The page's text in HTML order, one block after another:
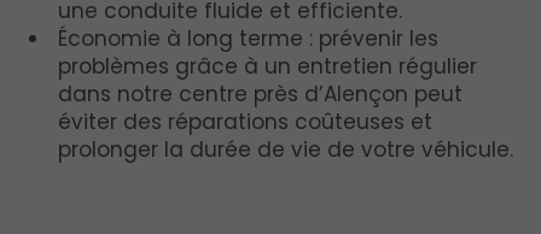
une conduite fluide et efficiente.
Économie à long terme : prévenir les
problèmes grâce à un entretien régulier
dans notre centre près d’Alençon peut
éviter des réparations coûteuses et
prolonger la durée de vie de votre véhicule.